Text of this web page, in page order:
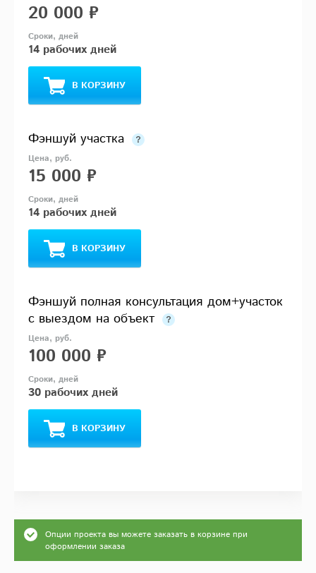
20 000 ₽
14 рабочих дней
В КОРЗИНУ
Фэншуй участка
15 000 ₽
14 рабочих дней
В КОРЗИНУ
Фэншуй полная консультация дом+участок
с выездом на объект
100 000 ₽
30 рабочих дней
В КОРЗИНУ
Опции проекта вы можете заказать в корзине при
оформлении заказа